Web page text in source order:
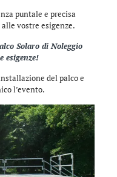
puntale e precisa
vostre esigenze.
Solaro diNoleggio
esigenze!
del palco e
l’evento.